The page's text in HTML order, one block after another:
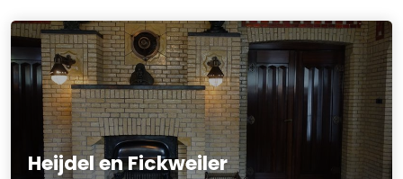
Heijdel en Fickweiler